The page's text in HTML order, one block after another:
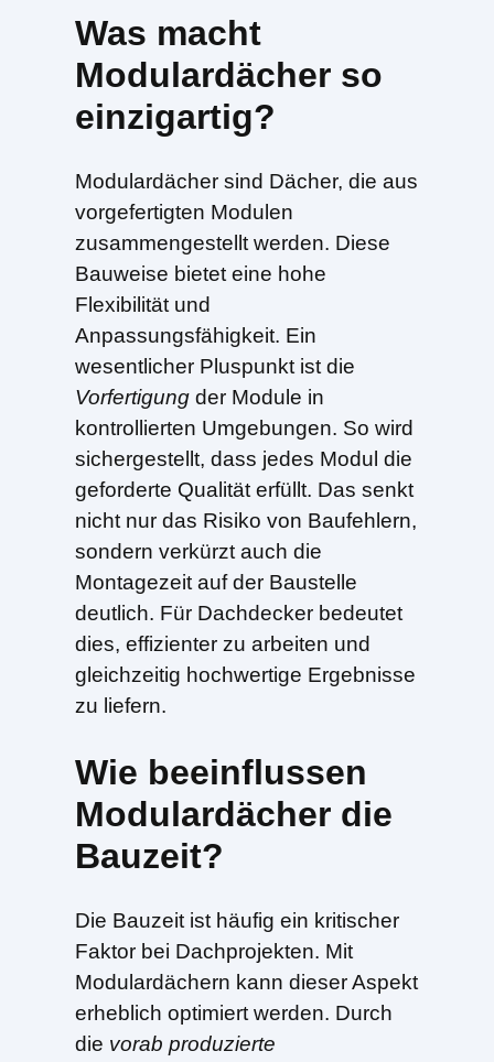
Was macht
Modulardächer so
einzigartig?
Modulardächer sind Dächer, die aus
vorgefertigten Modulen
zusammengestellt werden. Diese
Bauweise bietet eine hohe
Flexibilität und
Anpassungsfähigkeit. Ein
wesentlicher Pluspunkt ist die
Vorfertigung der Module in
kontrollierten Umgebungen. So wird
sichergestellt, dass jedes Modul die
geforderte Qualität erfüllt. Das senkt
nicht nur das Risiko von Baufehlern,
sondern verkürzt auch die
Montagezeit auf der Baustelle
deutlich. Für Dachdecker bedeutet
dies, effizienter zu arbeiten und
gleichzeitig hochwertige Ergebnisse
zu liefern.
Wie beeinflussen
Modulardächer die
Bauzeit?
Die Bauzeit ist häufig ein kritischer
Faktor bei Dachprojekten. Mit
Modulardächern kann dieser Aspekt
erheblich optimiert werden. Durch
die vorab produzierte